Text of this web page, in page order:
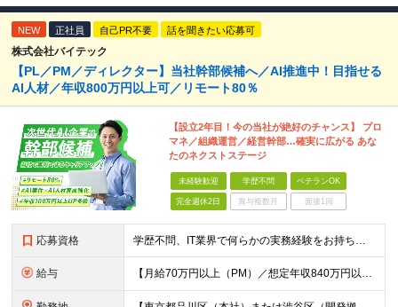
NEW 正社員 自己PR不要 話を聞きたい応募可
株式会社バイテック
【PL／PM／ディレクター】当社幹部候補へ／AI推進中！目指せる
AI人材／年収800万円以上可／リモート80％
【設立2年目！今の当社が絶好のチャンス】 プロ
マネ／組織運営／経営幹部…確実に広がる あな
たのネクストステージ
未経験歓迎 学歴不問 ベテランOK
完全週休2日 賞与複数月 面接1回
応募資格 学歴不問、IT業界で何らかの実務経験をお持ちの方（3年以上） ※PG/SE経験がある方歓迎、PM/PL経験があれば即戦力として優遇 ※ブランクのある方歓迎 ※担当業務/フェーズ/使用言語などは限定せず
給与 【月給70万円以上（PM）／想定年収840万円以上】 ★詳しくは下記をご参照ください！ ■SE/PL/テスト計画以降などの上流フェーズ 月給53万円以上 ※想定年収636万円以上 ■PM/ディレク